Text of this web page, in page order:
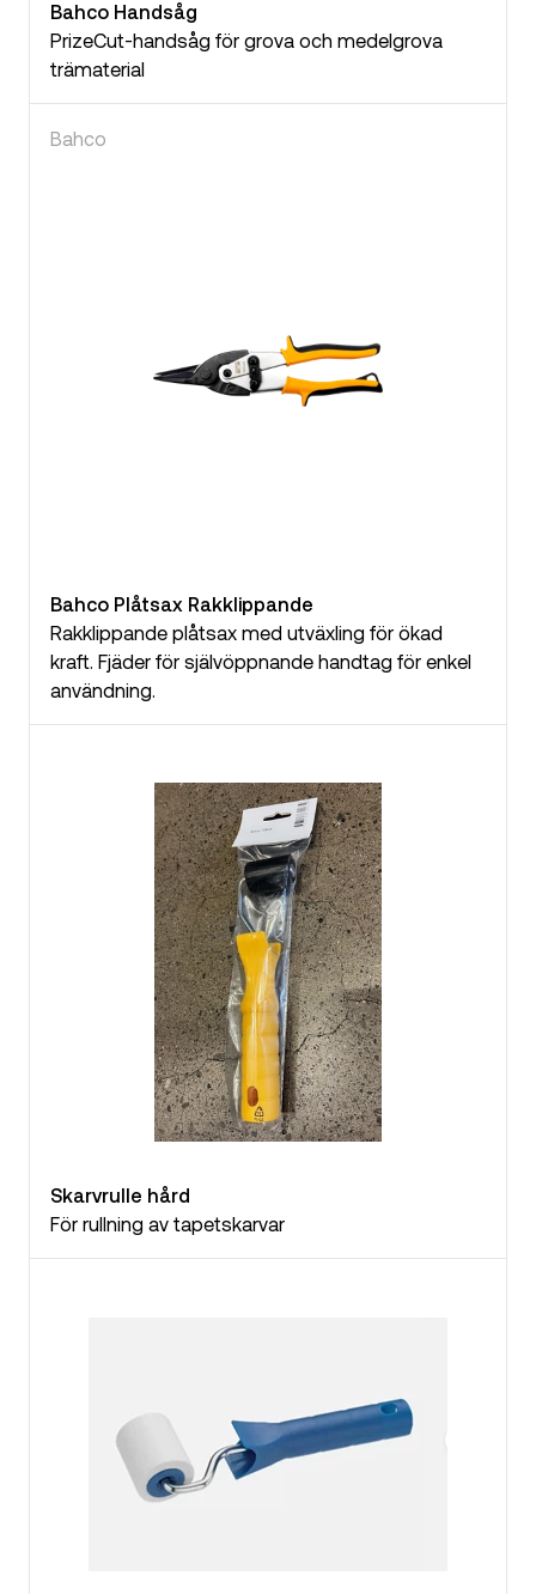
Bahco Handsåg
PrizeCut-handsåg för grova och medelgrova
trämaterial
Bahco
Bahco Plåtsax Rakklippande
Rakklippande plåtsax med utväxling för ökad
kraft. Fjäder för självöppnande handtag för enkel
användning.
Skarvrulle hård
För rullning av tapetskarvar